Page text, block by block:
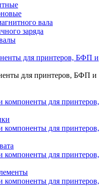
вала
заряда
для принтеров, БФП и
для принтеров, БФП и